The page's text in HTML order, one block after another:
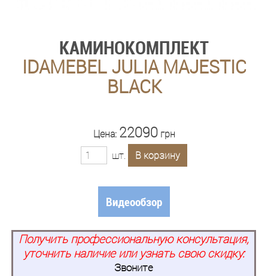
КАМИНОКОМПЛЕКТ
IDAMEBEL JULIA MAJESTIC
BLACK
Цена: 22090грн
шт.
В корзину
Видеообзор
Получить профессиональную консультация,
уточнить наличие или узнать свою скидку:
Звоните